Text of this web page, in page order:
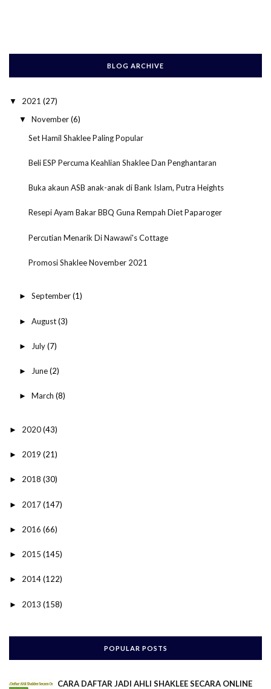
BLOG ARCHIVE
▼ 2021 (27)
▼ November(6)
Set Hamil Shaklee Paling Popular
Beli ESP Percuma Keahlian Shaklee Dan Penghantaran
Buka akaun ASB anak-anak di Bank Islam, Putra Heights
Resepi Ayam Bakar BBQ Guna Rempah Diet Paparoger
Percutian Menarik Di Nawawi's Cottage
Promosi Shaklee November 2021
► September(1)
► August(3)
► July(7)
► June(2)
► March (8)
► 2020(43)
► 2019 (21)
► 2018 (30)
► 2017(147)
► 2016 (66)
► 2015 (145)
► 2014(122)
► 2013 (158)
POPULAR POSTS
CARA DAFTAR JADI AHLI SHAKLEE SECARA ONLINE